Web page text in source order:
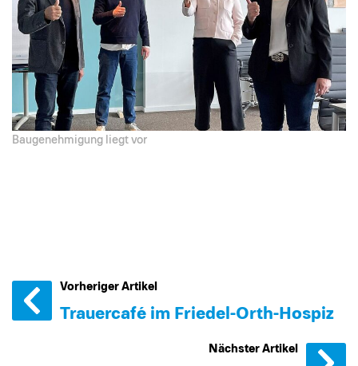
Baugenehmigung liegt vor
Vorheriger Artikel
Trauercafé im Friedel-Orth-Hospiz
Nächster Artikel